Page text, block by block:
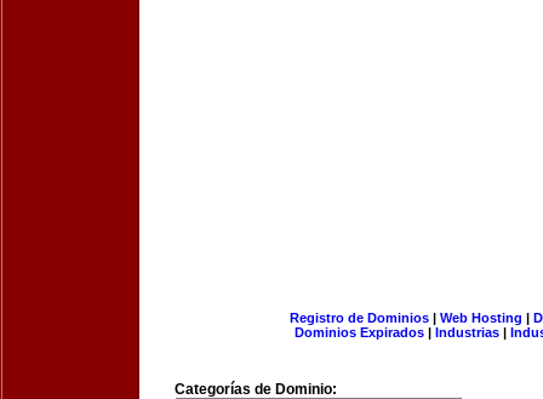
Registro de Dominios| Web Hosting |
Dominios Expirados | Industrias |
Categorías de Dominio: